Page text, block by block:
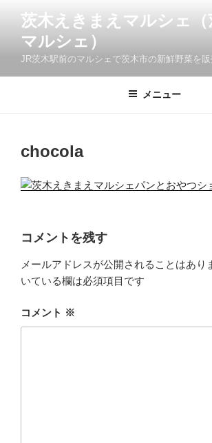
茨木えきまえマルシェ（
マルシェ）
JR茨木駅前のマルシェで茨木市の新鮮野菜を販
メニュー
chocola
コメントを残す
メールアドレスが公開されることはあり
いている欄は必須項目です
コメント ※